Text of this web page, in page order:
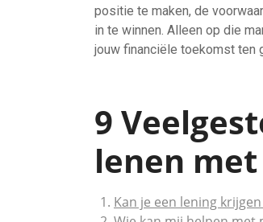
positie te maken, de
in te winnen. Alleen op die
jouw financiële toekomst ten
9
lenen
Kan je een lening